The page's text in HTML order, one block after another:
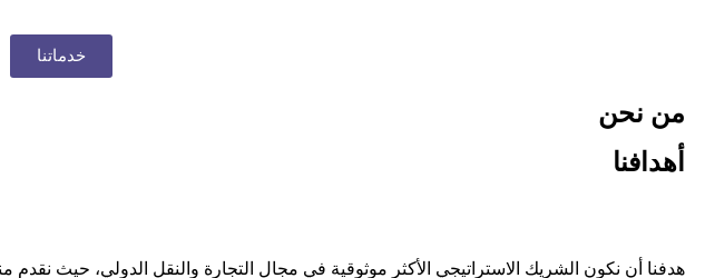
خدماتنا
من نحن
أهدافنا
هدفنا أن نكون الشريك الاستراتيجي الأكثر موثوقية في مجال التجارة والنقل الدولي، حيث